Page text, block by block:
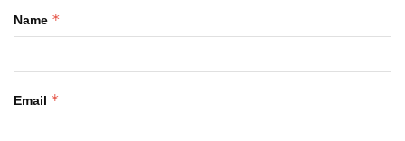
Name *
Email *